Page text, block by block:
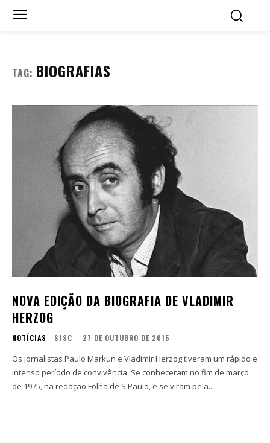
TAG: BIOGRAFIAS
NOVA EDIÇÃO DA BIOGRAFIA DE VLADIMIR
HERZOG
NOTÍCIAS SJSC - 27 DE OUTUBRO DE 2015
Os jornalistas Paulo Markun e Vladimir Herzog tiveram um rápido e
intenso período de convivência. Se conheceram no fim de março
de 1975, na redação Folha de S.Paulo, e se viram pela...